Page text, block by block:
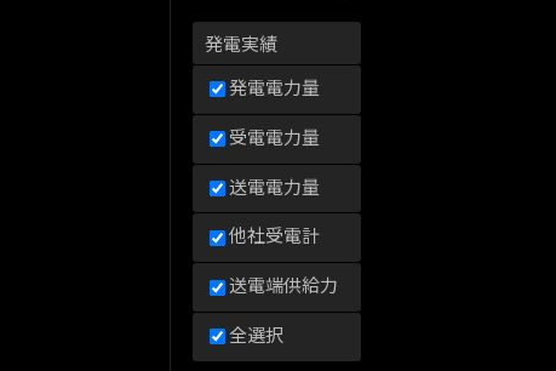
発電実績
発電電力量
受電電力量
送電電力量
他社受電計
送電端供給力
全選択